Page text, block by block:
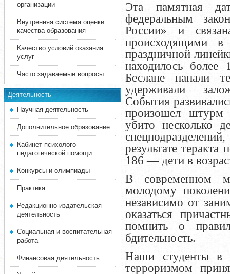
организации
Внутренняя система оценки
качества образования
Качество условий оказания
услуг
Часто задаваемые вопросы
Деятельность
Научная деятельность
Дополнительное образование
Кабинет психолого-
педагогической помощи
Конкурсы и олимпиады
Практика
Редакционно-издательская
деятельность
Социальная и воспитательная
работа
Финансовая деятельность
Эта памятная
федеральным
России» и
происходящими в
праздничной
находилось
Беслане напали
удерживали
События
произошел штурм
убито несколько
результате
186 — дети в
В современном
молодому
независимо от
оказаться
помнить о
бдительность.
Наши студенты в
терроризмом